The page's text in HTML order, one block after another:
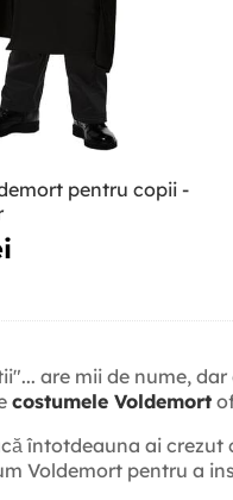
pentru copii -
are mii de nume,
costumele Voldemort
întotdeauna ai
Voldemort pentru a